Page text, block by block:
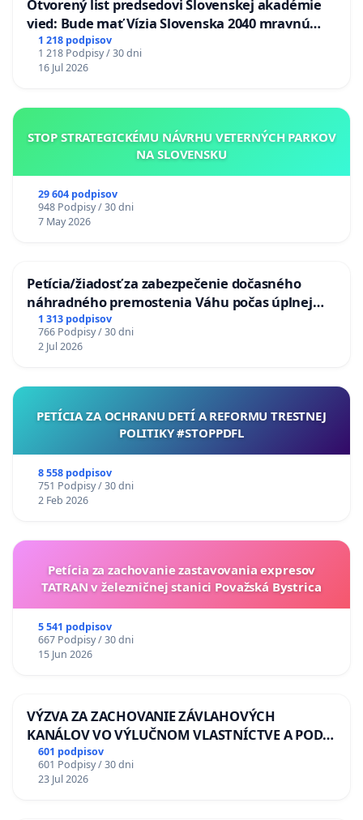
Otvorený list predsedovi Slovenskej akadémie
vied: Bude mať Vízia Slovenska 2040 mravnú
chrbticu?
1 218 podpisov
1 218 Podpisy / 30 dni
16 Jul 2026
STOP STRATEGICKÉMU NÁVRHU VETERNÝCH PARKOV
NA SLOVENSKU
29 604 podpisov
948 Podpisy / 30 dni
7 May 2026
Petícia/žiadosť za zabezpečenie dočasného
náhradného premostenia Váhu počas úplnej
uzávery Vážskeho mosta v Komárne
1 313 podpisov
766 Podpisy / 30 dni
2 Jul 2026
PETÍCIA ZA OCHRANU DETÍ A REFORMU TRESTNEJ
POLITIKY #STOPPDFL
8 558 podpisov
751 Podpisy / 30 dni
2 Feb 2026
Petícia za zachovanie zastavovania expresov
TATRAN v železničnej stanici Považská Bystrica
5 541 podpisov
667 Podpisy / 30 dni
15 Jun 2026
VÝZVA ZA ZACHOVANIE ZÁVLAHOVÝCH
KANÁLOV VO VÝLUČNOM VLASTNÍCTVE A POD
KONTROLOU SLOVENSKEJ REPUBLIKY & žiadosť
na riešenie zanedbaného stavu závlahových a
odvodňovacích kanálov na Slovensku
601 podpisov
601 Podpisy / 30 dni
23 Jul 2026